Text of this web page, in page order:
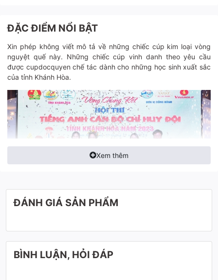
ĐẶC ĐIỂM NỔI BẬT
Xin phép không viết mô tả về những chiếc cúp kim loại vòng
nguyệt quế này. Những chiếc cúp vinh danh theo yêu cầu
được cupdocquyen chế tác dành cho những học sinh xuất sắc
của tỉnh Khánh Hòa.
chế tác những chiếc cúp này.
"Có những niềm vui không nói thành lời"
Xem thêm
ĐÁNH GIÁ SẢN PHẨM
BÌNH LUẬN, HỎI ĐÁP